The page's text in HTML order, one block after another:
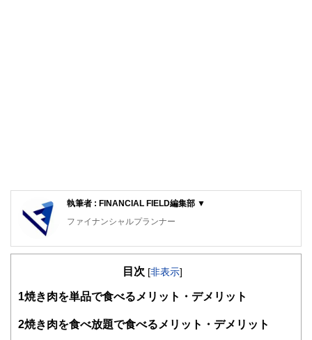
執筆者 : FINANCIAL FIELD編集部 ▼
ファイナンシャルプランナー
FinancialField編集部は、金融、経済に関する記事を、日々
知識がない方でも理解できるようわかりやすく発信していま
得者を中心に「お金や暮らし」に関する書籍・雑誌の編集経
験者で構成され、企画立案から記事掲載まですべての工程に
目次 [非表示]
1 焼き肉を単品で食べるメリット・デメリット
2焼き肉を食べ放題で食べるメリット・デメリット